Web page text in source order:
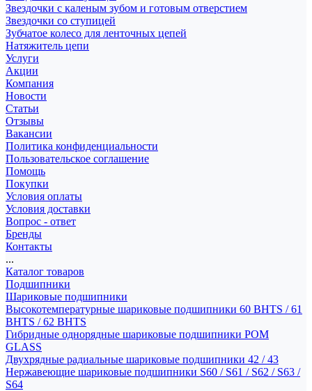
Звездочки с каленым зубом и готовым отверстием
Звездочки со ступицей
Зубчатое колесо для ленточных цепей
Натяжитель цепи
Услуги
Акции
Компания
Новости
Статьи
Отзывы
Вакансии
Политика конфиденциальности
Пользовательское соглашение
Помощь
Покупки
Условия оплаты
Условия доставки
Вопрос - ответ
Бренды
Контакты
...
Каталог товаров
Подшипники
Шариковые подшипники
Высокотемпературные шариковые подшипники 60 BHTS / 61
BHTS / 62 BHTS
Гибридные однорядные шариковые подшипники POM
GLASS
Двухрядные радиальные шариковые подшипники 42 / 43
Нержавеющие шариковые подшипники S60 / S61 / S62 / S63 /
S64